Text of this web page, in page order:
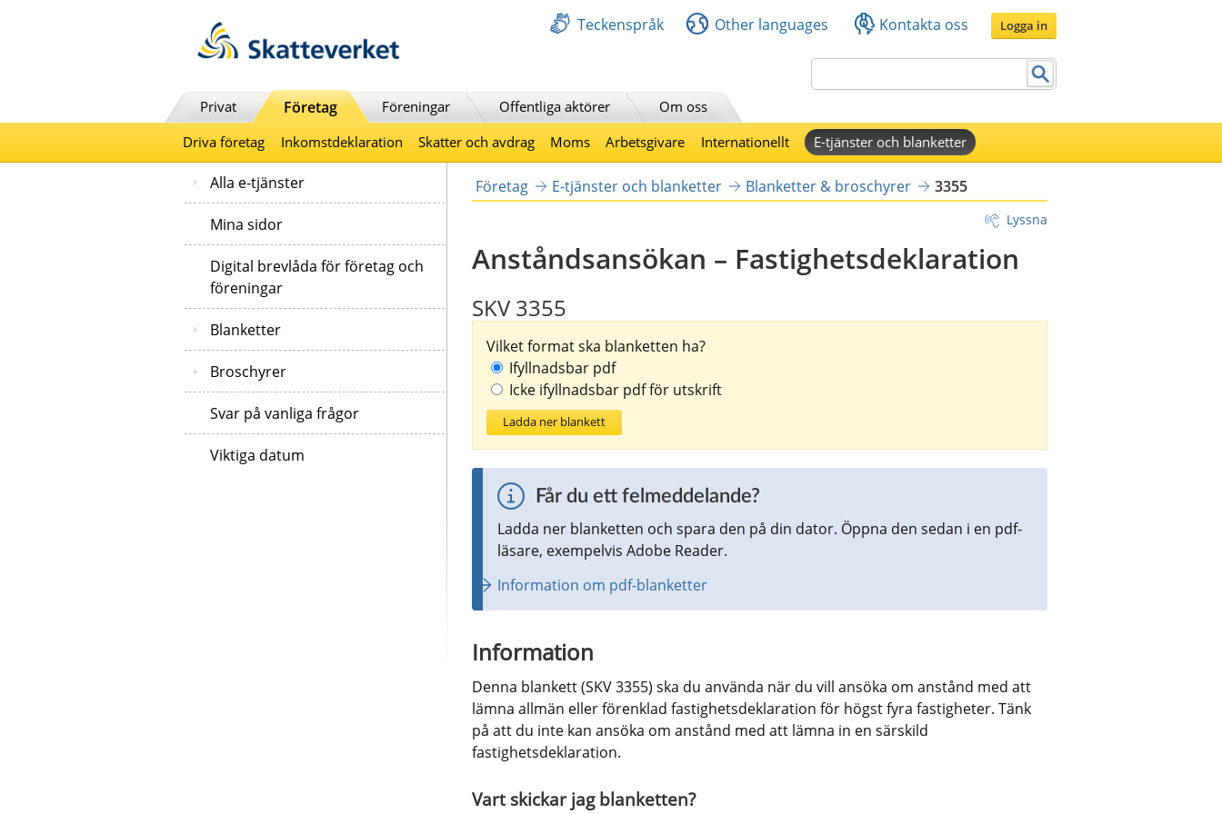
Teckenspråk Other languages Kontakta oss Logga in
Privat Företag Föreningar Offentliga aktörer
Om oss
Driva företag
Inkomstdeklaration Skatter och avdrag Moms Arbetsgivare Internationellt E-tjänster och blanketter
Alla e-tjänster
Mina sidor
Digital brevlåda för företag och
föreningar
Blanketter
Broschyrer
Svar på vanliga frågor
Viktiga datum
Företag E-tjänster och blanketter Blanketter & broschyrer 3355
Lyssna
Anståndsansökan – Fastighetsdeklaration
SKV 3355
Vilket format ska blanketten ha?
Ifyllnadsbar pdf
Icke ifyllnadsbar pdf för utskrift
Ladda ner blankett
Får du ett felmeddelande?
Ladda ner blanketten och spara den på din dator. Öppna den sedan i en pdf-
läsare, exempelvis Adobe Reader.
Information om pdf-blanketter
Information
Denna blankett (SKV 3355) ska du använda när du vill ansöka om anstånd med att
lämna allmän eller förenklad fastighetsdeklaration för högst fyra fastigheter. Tänk
på att du inte kan ansöka om anstånd med att lämna in en särskild
fastighetsdeklaration.
Vart skickar jag blanketten?